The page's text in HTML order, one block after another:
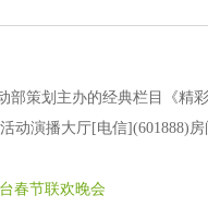
部策划主办的经典栏目《精
动演播大厅[电信](601888)
春节联欢晚会